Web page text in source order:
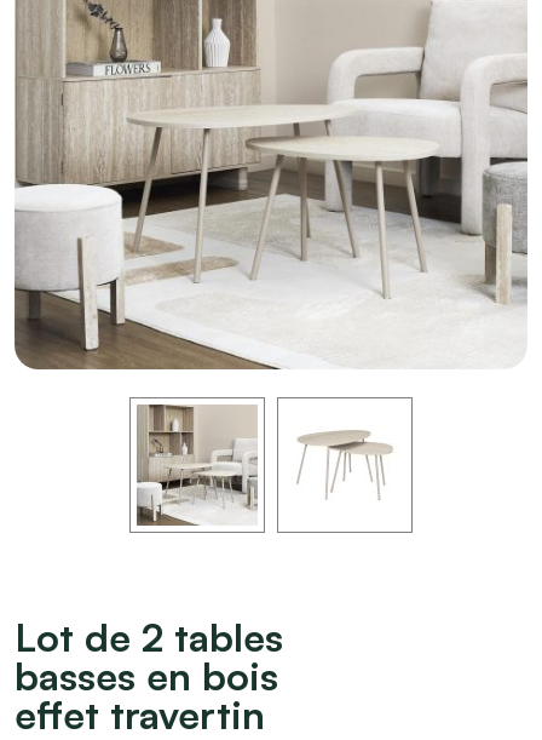
Lot de 2 tables
basses en bois
effet travertin